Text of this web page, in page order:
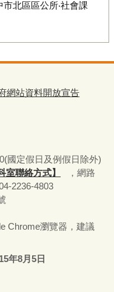
市北區區公所‧社會課
網站資料開放宣告
國定假日及例假日除外)
室聯絡方式】
，網路
2236-4803
Chrome瀏覽器，建議
年8月5日